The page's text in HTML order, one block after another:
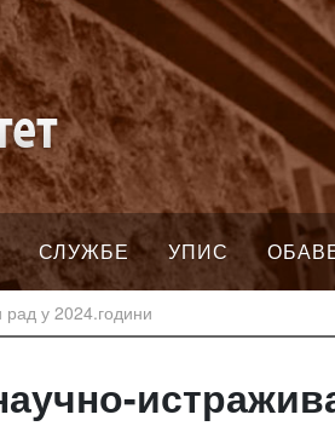
СЛУЖБЕ УПИС
рад у 2024.години